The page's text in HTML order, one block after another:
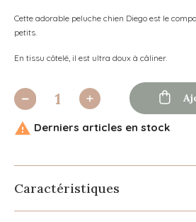
Cette adorable peluche chien Diego est le
petits.
En tissu côtelé, il est ultra doux à câliner.

 Derniers articles en stock
Caractéristiques